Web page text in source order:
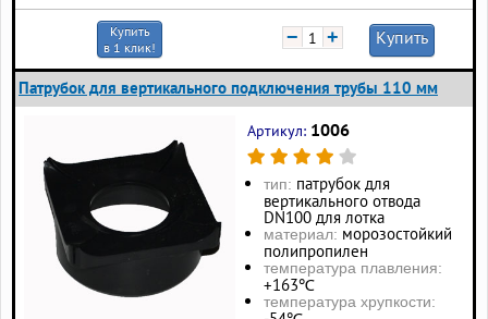
Купить
в 1 клик!
− + Купить
Патрубок для вертикального подключения трубы 110 мм
Артикул: 1006
тип: патрубок для
вертикального отвода
DN100 для лотка
материал: морозостойкий
полипропилен
температура плавления:
+163℃
температура хрупкости: